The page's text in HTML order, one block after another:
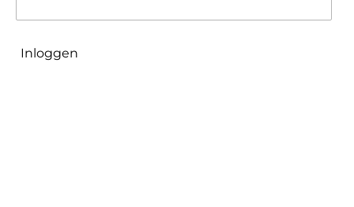
Inloggen